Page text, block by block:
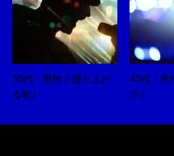
30代：男性☆盛り上が
る歌♪
40代：男
グ♪